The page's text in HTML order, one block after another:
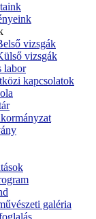
vizsgák
vizsgák
labor
kapcsolatok
galéria